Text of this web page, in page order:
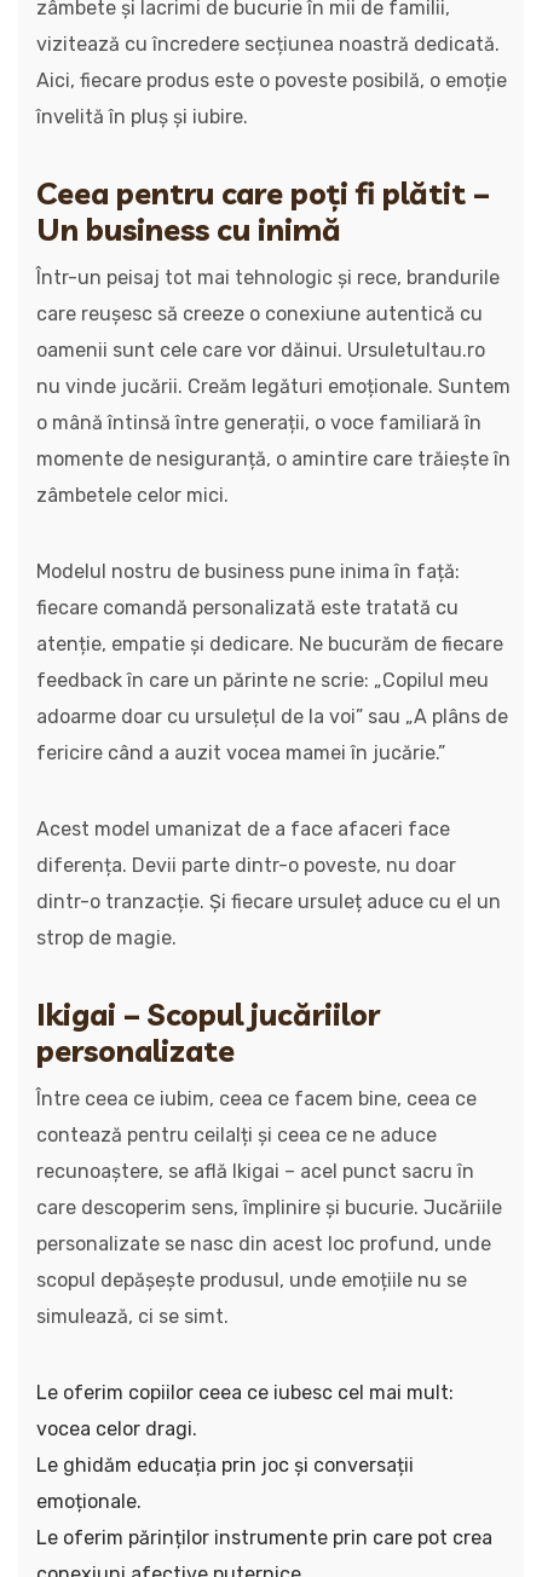
zâmbete și lacrimi de bucurie în mii de familii,
vizitează cu încredere secțiunea noastră dedicată.
Aici, fiecare produs este o poveste posibilă, o emoție
învelită în pluș și iubire.
Ceea pentru care poți fi plătit –
Un business cu inimă
Într-un peisaj tot mai tehnologic și rece, brandurile
care reușesc să creeze o conexiune autentică cu
oamenii sunt cele care vor dăinui. Ursuletultau.ro
nu vinde jucării. Creăm legături emoționale. Suntem
o mână întinsă între generații, o voce familiară în
momente de nesiguranță, o amintire care trăiește în
zâmbetele celor mici.
Modelul nostru de business pune inima în față:
fiecare comandă personalizată este tratată cu
atenție, empatie și dedicare. Ne bucurăm de fiecare
feedback în care un părinte ne scrie: „Copilul meu
adoarme doar cu ursulețul de la voi” sau „A plâns de
fericire când a auzit vocea mamei în jucărie.”
Acest model umanizat de a face afaceri face
diferența. Devii parte dintr-o poveste, nu doar
dintr-o tranzacție. Și fiecare ursuleț aduce cu el un
strop de magie.
Ikigai – Scopul jucăriilor
personalizate
Între ceea ce iubim, ceea ce facem bine, ceea ce
contează pentru ceilalți și ceea ce ne aduce
recunoaștere, se află Ikigai – acel punct sacru în
care descoperim sens, împlinire și bucurie. Jucăriile
personalizate se nasc din acest loc profund, unde
scopul depășește produsul, unde emoțiile nu se
simulează, ci se simt.
Le oferim copiilor ceea ce iubesc cel mai mult:
vocea celor dragi.
Le ghidăm educația prin joc și conversații
emoționale.
Le oferim părinților instrumente prin care pot crea